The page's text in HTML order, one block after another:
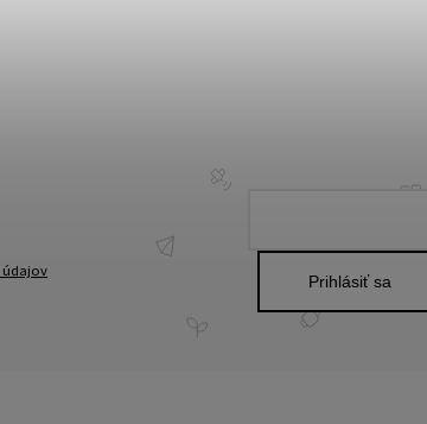
Prihlásiť sa